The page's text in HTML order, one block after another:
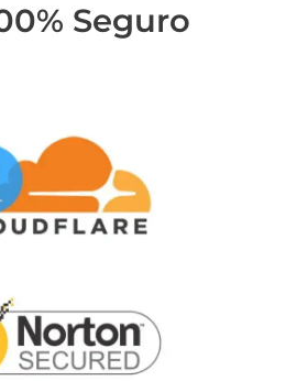
Seguro